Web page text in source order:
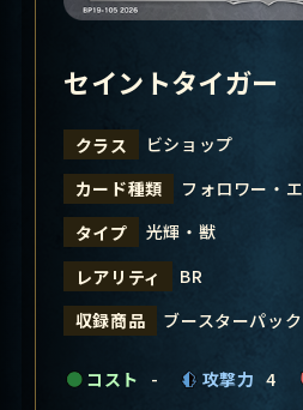
セイントタイガー
クラス
ビショップ
カード種類
フォロワー・
タイプ
光輝・獣
レアリティ
BR
収録商品
ブースターパック
コスト - 攻撃力 4